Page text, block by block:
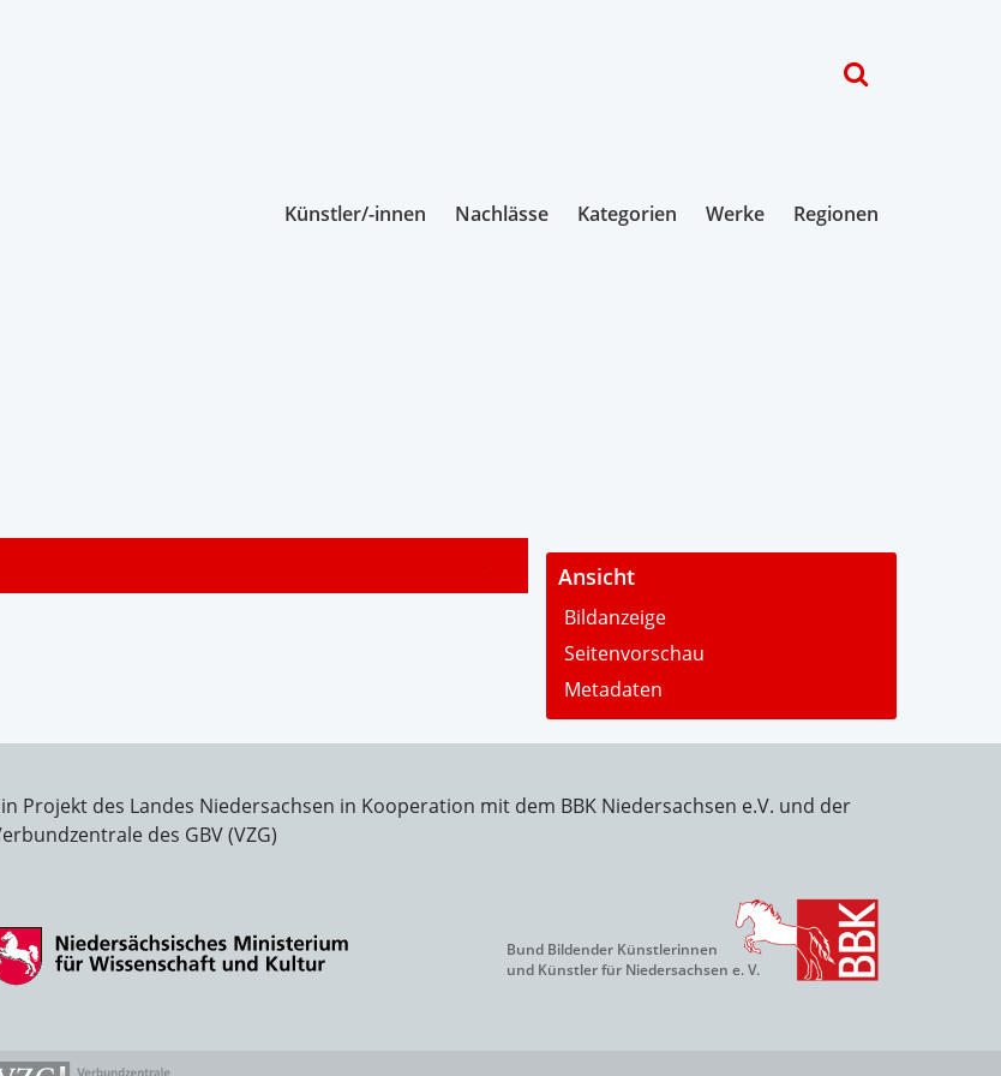
Künstler/-innen Nachlässe Kategorien Werke Regionen
- Ansicht
Bildanzeige
Seitenvorschau
Metadaten
Projekt des Landes Niedersachsen in Kooperation mit dem BBK Niedersachsen e.V. und der
des GBV (VZG)
Bund Bildender Künstlerinnen
und Künstler für Niedersachsen e. V.